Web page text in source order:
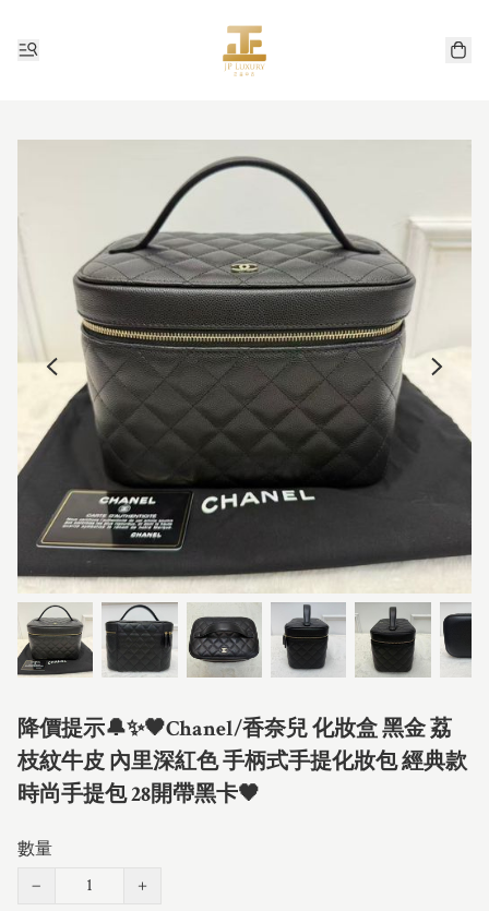
降價提示🔔✨🖤Chanel/香奈兒 化妝盒 黑金 荔
枝紋牛皮 內里深紅色 手柄式手提化妝包 經典款
時尚手提包 28開帶黑卡🖤
數量
−
+